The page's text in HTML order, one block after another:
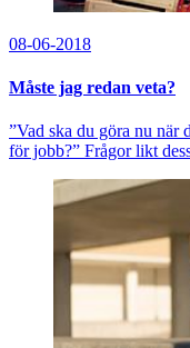
08-06-2018
Måste jag redan veta?
”Vad ska du göra nu när
för jobb?” Frågor likt